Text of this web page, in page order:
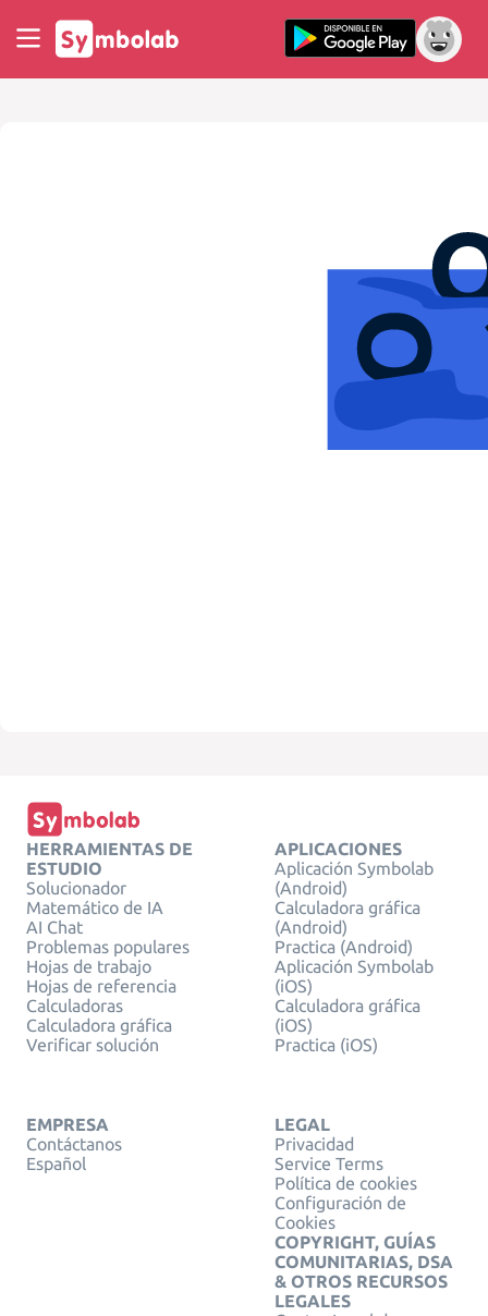
HERRAMIENTAS DE
ESTUDIO
Solucionador
Matemático de IA
AI Chat
Problemas populares
Hojas de trabajo
Hojas de referencia
Calculadoras
Calculadora gráfica
Verificar solución
APLICACIONES
Aplicación Symbolab
(Android)
Calculadora gráfica
(Android)
Practica (Android)
Aplicación Symbolab
(iOS)
Calculadora gráfica
(iOS)
Practica (iOS)
EMPRESA
Contáctanos
Español
LEGAL
Privacidad
Service Terms
Política de cookies
Configuración de
Cookies
COPYRIGHT, GUÍAS
COMUNITARIAS, DSA
& OTROS RECURSOS
LEGALES